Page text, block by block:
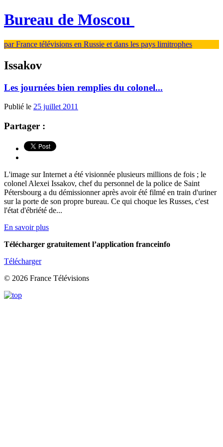
Bureau de Moscou
par France télévisions en Russie et dans les pays limitrophes
Issakov
Les journées bien remplies du colonel...
Publié le 25 juillet 2011
Partager :
L'image sur Internet a été visionnée plusieurs millions de fois ; le
colonel Alexei Issakov, chef du personnel de la police de Saint
Pétersbourg a du démissionner après avoir été filmé en train d'uriner
sur la porte de son propre bureau. Ce qui choque les Russes, c'est
l'état d'ébriété de...
En savoir plus
Télécharger gratuitement l’application franceinfo
Télécharger
© 2026 France Télévisions